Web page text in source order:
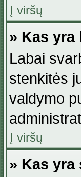
Į viršų
» Kas
Labai
stenkitės
valdymo
Į viršų
» Kas